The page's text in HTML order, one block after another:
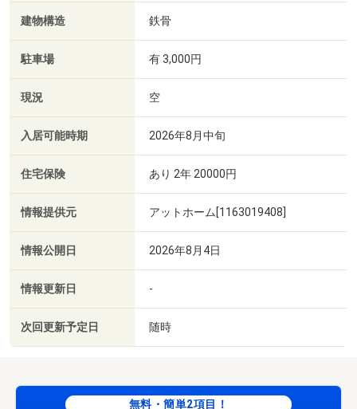
建物構造 鉄骨
駐車場 有 3,000円
現況 空
入居可能時期 2026年8月中旬
住宅保険 あり 2年 20000円
情報提供元 アットホーム[1163019408]
情報公開日 2026年8月4日
情報更新日 -
次回更新予定日 随時
無料・簡単2項目！